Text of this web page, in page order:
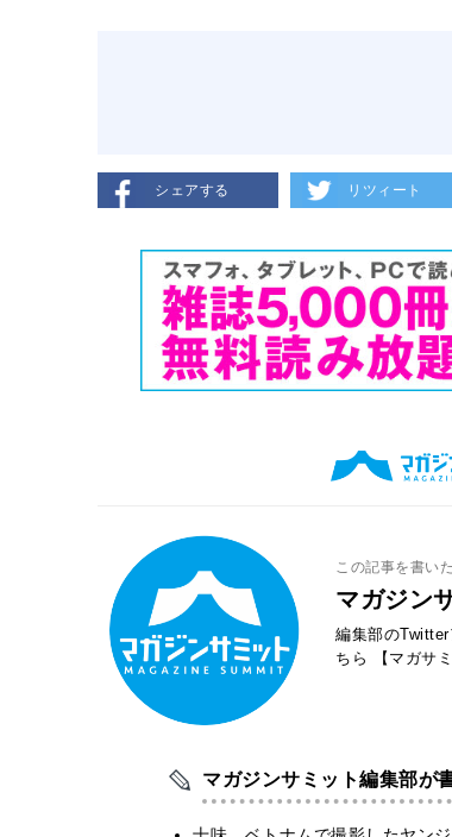
シェアする リツィート
この記事を書い
マガジン
編集部の
ちら
【マガサ
マガジンサミット編集部が